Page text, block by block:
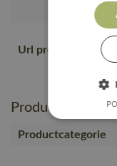
Url product pdf
Productie en
Productcategorie